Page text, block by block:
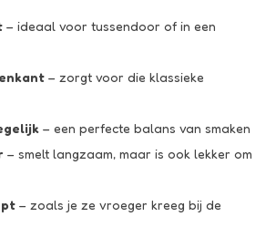
– ideaal voor tussendoor of in een
– zorgt voor die klassieke
– een perfecte balans van smaken
– smelt langzaam, maar is ook lekker om
– zoals je ze vroeger kreeg bij de